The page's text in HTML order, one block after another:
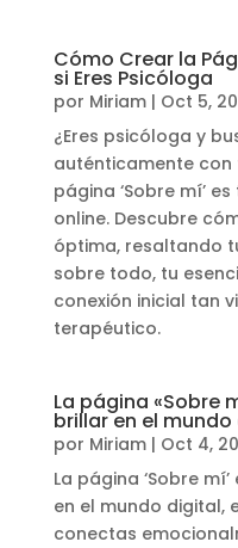
Cómo Crear la
si Eres Psicóloga
por Miriam| Oct 5,
¿Eres psicóloga y
auténticamente con
página ‘Sobre mí’
online. Descubre
óptima, resaltando
sobre todo, tu
conexión inicial tan
terapéutico.
La página «Sobre
brillar en el mundo
por Miriam| Oct 4,
La página ‘Sobre
en el mundo digital,
conectas